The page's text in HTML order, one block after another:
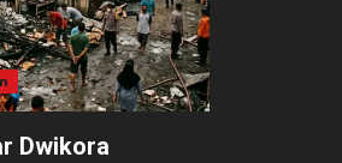
Dwikora